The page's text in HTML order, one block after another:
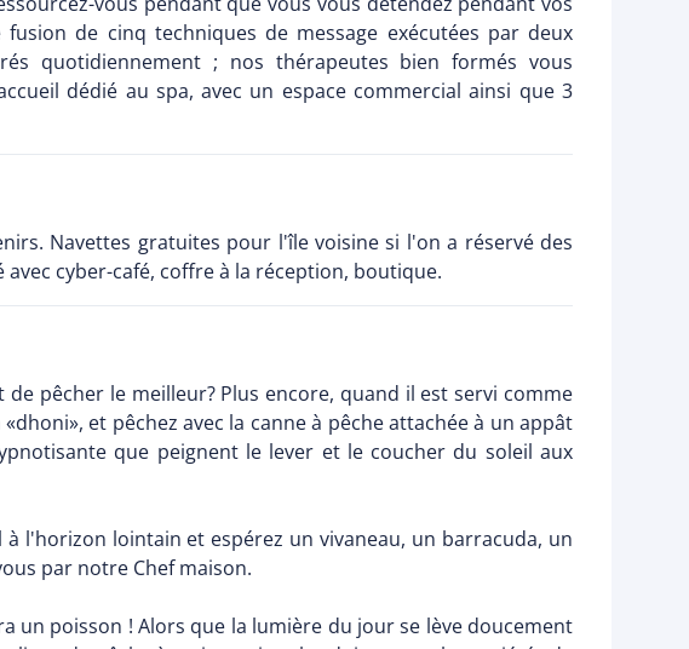
de cinq techniques de message exécutées par deux
quotidiennement ; nos thérapeutes bien formés vous
dédié au spa, avec un espace commercial ainsi que 3
Navettes gratuites pour l'île voisine si l'on a réservé des
cyber-café, coffre à la réception, boutique.
pêcher le meilleur? Plus encore, quand il est servi comme
et pêchez avec la canne à pêche attachée à un appât
que peignent le lever et le coucher du soleil aux
l'horizon lointain et espérez un vivaneau, un barracuda, un
par notre Chef maison.
un poisson ! Alors que la lumière du jour se lève doucement